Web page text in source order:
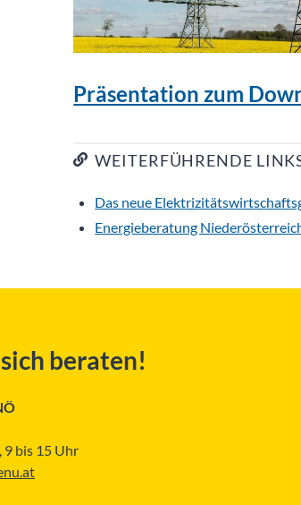
Präsentation zum
WEITERFÜHRENDE
Das neue
Energieberatung
sich beraten!
9 bis 15 Uhr